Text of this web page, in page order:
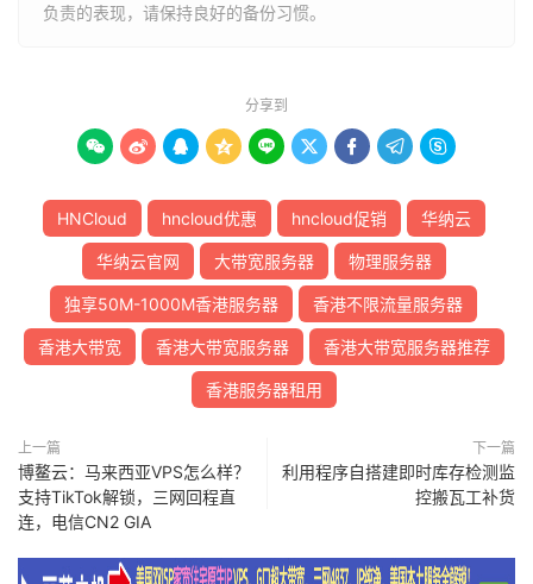
负责的表现，请保持良好的备份习惯。
分享到
        
HNCloud hncloud优惠 hncloud促销 华纳云
华纳云官网 大带宽服务器 物理服务器
独享50M-1000M香港服务器 香港不限流量服务器
香港大带宽 香港大带宽服务器 香港大带宽服务器推荐
香港服务器租用
上一篇
博鳌云：马来西亚VPS怎么样？
支持TikTok解锁，三网回程直
连，电信CN2 GIA
下一篇
利用程序自搭建即时库存检测监
控搬瓦工补货